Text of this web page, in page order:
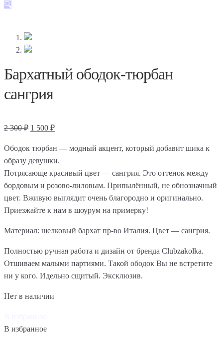
🔍
Бархатный ободок-тюрбан
сангрия
2 300₽ 1 500 ₽
Ободок тюрбан — модный акцент, который добавит шика к
образу девушки.
Потрясающе красивый цвет — сангрия. Это оттенок между
бордовым и розово-лиловым. Припылённый, не обнозначный
цвет. Вживую выглядит очень благородно и оригинально.
Приезжайте к нам в шоурум на примерку!
Материал: шелковый бархат пр-во Италия. Цвет — сангрия.
Полностью ручная работа и дизайн от бренда Clubzakolka.
Отшиваем малыми партиями. Такой ободок Вы не встретите
ни у кого. Идельно сщитый. Эксклюзив.
Нет в наличии
В избранное